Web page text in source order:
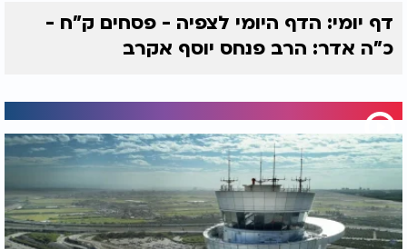
דף יומי: הדף היומי לצפיה - פסחים ק"ח -
כ"ה אדר: הרב פנחס יוסף אקרב